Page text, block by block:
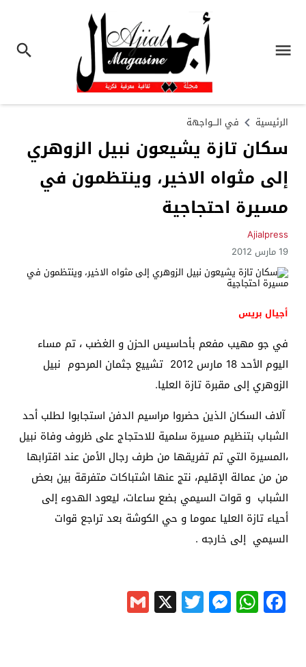
الرئيسية في الـــواجهة
سكان تازة يشيعون نبيل الزوهري
إلى مثواه الاخير، وينتظمون في
مسيرة احتجاجية
Ajialpress
19 مارس 2012
أجيال بريس
في جو مهيب مفعم بأحاسيس الحزن و الغضب ، تم مساء
اليوم الأحد 18 مارس 2012 تشييع جثمان المرحوم نبيل
الزوهري إلى مقبرة تازة العليا.
آلاف السكان الذين حضروا مراسيم الدفن استجابوا لطلب أحد
الشباب بتنظيم مسيرة سلمية للاحتجاج على ظروف وفاة نبيل
،المسيرة التي تم تفريقها من طرف رجال الأمن عند اقترابها
من من عمالة الإقليم، نتج عنها اشتباكات متفرقة بين بعض
الشباب و قوات السيمي بضع ساعات، ليعود الهدوء إلى
أحياء تازة العليا عموما و حي الكوشة بعد تراجع قوات
السيمي إلى خارجه .
Facebook
WhatsApp
Messenger
Twitter
X